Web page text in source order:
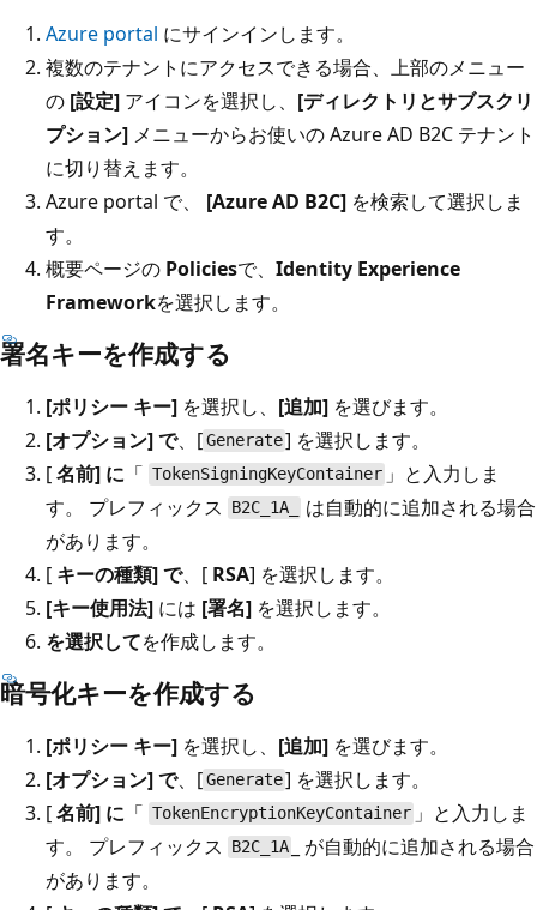
Azure portal にサインインします。
複数のテナントにアクセスできる場合、上部のメニュー
の [設定] アイコンを選択し、 [ディレクトリとサブスクリ
プション] メニューからお使いの Azure AD B2C テナント
に切り替えます。
Azure portal で、 [Azure AD B2C] を検索して選択しま
す。
概要ページの Policiesで、 Identity Experience
Frameworkを選択します。
署名キーを作成する
[ポリシー キー] を選択し、 [追加] を選びます。
[オプション] で、[Generate] を選択します。
[名前] に 「 TokenSigningKeyContainer 」と入力しま
す。 プレフィックス
B2C_1A_
は自動的に追加される場合
があります。
[ キーの種類] で、[ RSA] を選択します。
[キー使用法] には [署名] を選択します。
を選択してを作成します。
暗号化キーを作成する
[ポリシー キー] を選択し、 [追加] を選びます。
[オプション] で、[Generate] を選択します。
[名前] に 「 TokenEncryptionKeyContainer 」と入力しま
す。 プレフィックス
B2C_1A
_ が自動的に追加される場合
があります。